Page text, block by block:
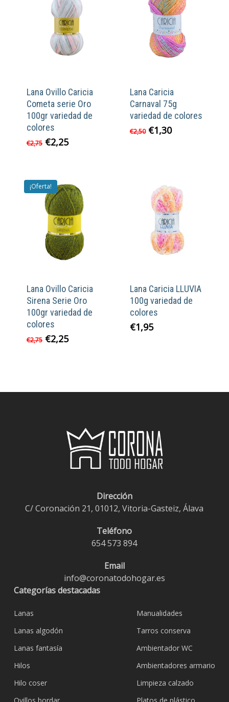
Lana Ovillo Caricia
Cometa serie Oro
100gr variedad de
colores
€2,75 El
€2,75.
€2,25El
€2,25.
Lana Caricia
Carnaval 75g
variedad de colores
€2,50 El
€1,30El
¡Oferta!
Lana Ovillo Caricia
Sirena Serie Oro
100gr variedad de
colores
€2,75 El
€2,25El
Lana Caricia LLUVIA
100g variedad de
colores
€1,95
Dirección
C/ Coronación 21, 01012, Vitoria-Gasteiz, Álava
Teléfono
654 573 894
Email
info@coronatodohogar.es
Categorías destacadas
Lanas
Lanas algodón
Lanas fantasía
Hilos
Hilo coser
Manualidades
Tarros conserva
Ambientador WC
Ambientadores armario
Limpieza calzado